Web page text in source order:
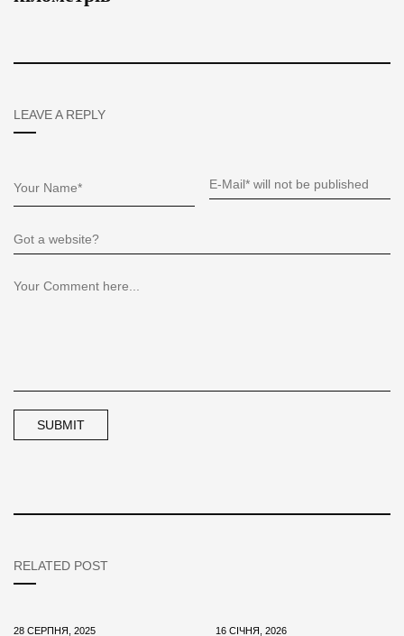
LEAVE A REPLY
RELATED POST
28 СЕРПНЯ, 2025 16 СІЧНЯ, 2026